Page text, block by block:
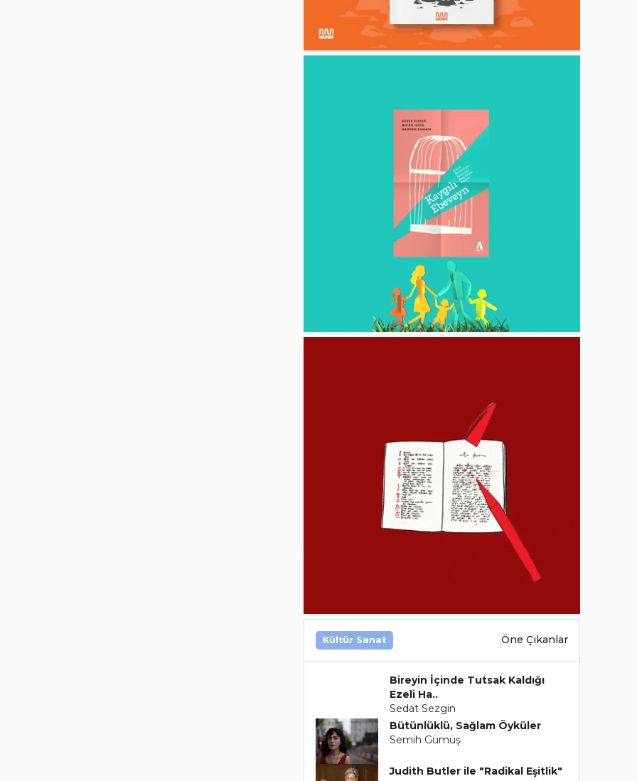
Kültür Sanat Öne Çıkanlar
Bireyin İçinde Tutsak Kaldığı
Ezeli Ha..
Sedat Sezgin
Bütünlüklü, Sağlam Öyküler
Semih Gümüş
Judith Butler ile "Radikal Eşitlik"